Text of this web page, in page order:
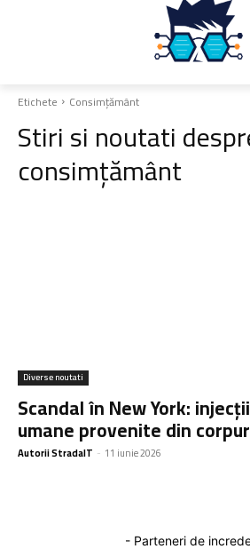
Etichete Consimțământ
Stiri si noutati
consimțământ
Diverse noutati
Scandal în New York:
umane provenite din
Autorii StradaIT - 11 iunie 2026
- Parteneri de